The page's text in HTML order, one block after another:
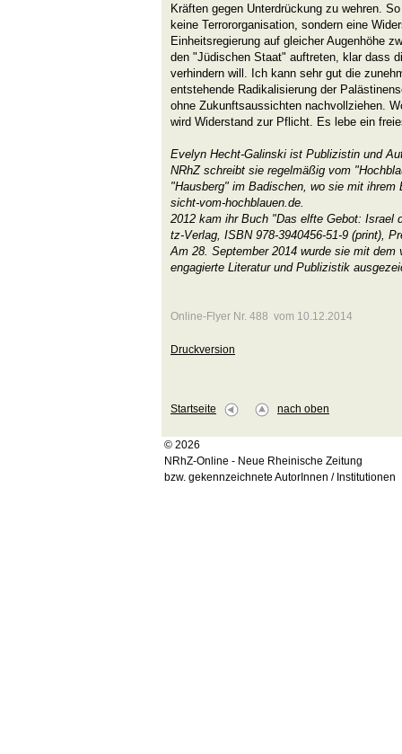
Kräften gegen Unterdrückung zu wehren.
keine Terrororganisation, sondern eine
Einheitsregierung auf gleicher Augenhöhe
den "Jüdischen Staat" auftreten, klar dass
verhindern will. Ich kann sehr gut die
entstehende Radikalisierung der
ohne Zukunftsaussichten nachvollziehen.
wird Widerstand zur Pflicht. Es lebe ein
Evelyn Hecht-Galinski ist Publizistin und
NRhZ schreibt sie regelmäßig vom
"Hausberg" im Badischen, wo sie mit ihrem
sicht-vom-hochblauen.de.
2012 kam ihr Buch "Das elfte Gebot: Israel
tz-Verlag, ISBN 978-3940456-51-9 (print),
Am 28. September 2014 wurde sie mit dem
engagierte Literatur und Publizistik
Online-Flyer Nr. 488 vom 10.12.2014
Druckversion
Startseite nach oben
© 2026
NRhZ-Online - Neue Rheinische Zeitung
bzw. gekennzeichnete AutorInnen / Institutionen